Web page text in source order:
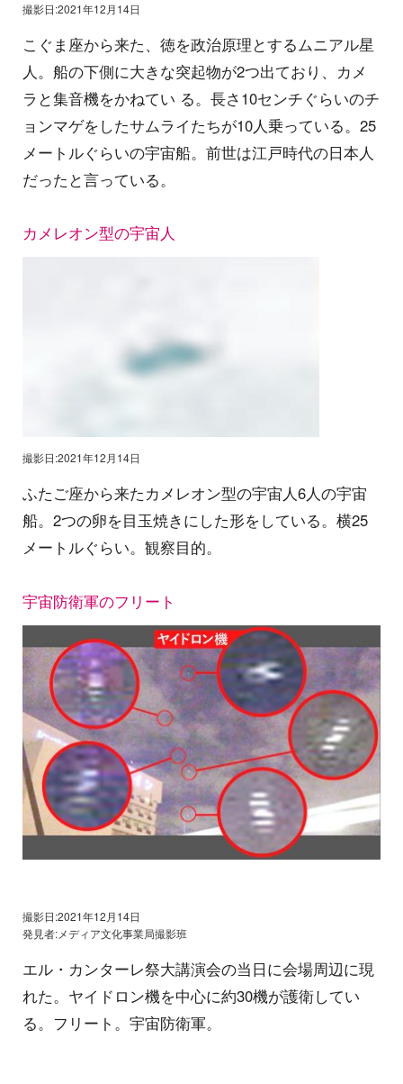
撮影日:2021年12月14日
こぐま座から来た、徳を政治原理とするムニアル星
人。船の下側に大きな突起物が2つ出ており、カメ
ラと集音機をかねてい る。長さ10センチぐらいのチ
ョンマゲをしたサムライたちが10人乗っている。25
メートルぐらいの宇宙船。前世は江戸時代の日本人
だったと言っている。
カメレオン型の宇宙人
撮影日:2021年12月14日
ふたご座から来たカメレオン型の宇宙人6人の宇宙
船。2つの卵を目玉焼きにした形をしている。横25
メートルぐらい。観察目的。
宇宙防衛軍のフリート
撮影日:2021年12月14日
発見者:メディア文化事業局撮影班
エル・カンターレ祭大講演会の当日に会場周辺に現
れた。ヤイドロン機を中心に約30機が護衛してい
る。フリート。宇宙防衛軍。